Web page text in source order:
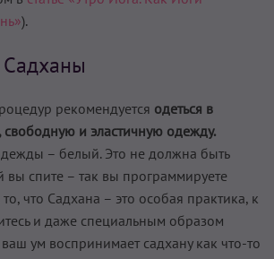
).
рекомендуется одеться в
свободную и эластичную одежду.
– белый. Это не должна быть
вы спите – так вы программируете
что Садхана – это особая практика, к
и даже специальным образом
ваш ум воспринимает садхану как что-то